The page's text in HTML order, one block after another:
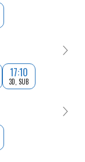
17:10
3D, SUB